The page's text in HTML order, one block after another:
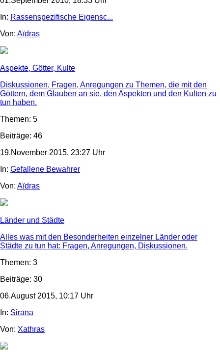
In: Rassenspezifische Eigensc...
Von: Aïdras
Aspekte, Götter, Kulte
Diskussionen, Fragen, Anregungen zu Themen, die mit den
Göttern, dem Glauben an sie, den Aspekten und den Kulten zu
tun haben.
Themen: 5
Beiträge: 46
19.November 2015, 23:27 Uhr
In: Gefallene Bewahrer
Von: Aïdras
Länder und Städte
Alles was mit den Besonderheiten einzelner Länder oder
Städte zu tun hat: Fragen, Anregungen, Diskussionen.
Themen: 3
Beiträge: 30
06.August 2015, 10:17 Uhr
In: Sirana
Von: Xathras